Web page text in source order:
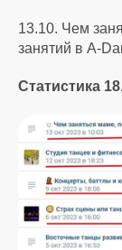
13.10. Чем
занятий в A-
Статистика